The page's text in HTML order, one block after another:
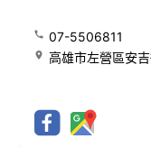
07-5506811
高雄市左營區安